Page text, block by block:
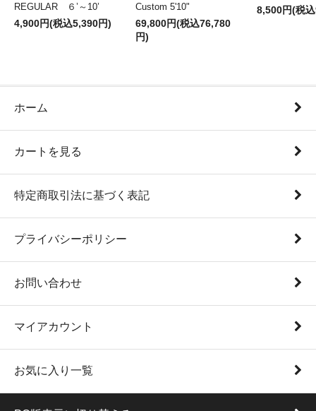
REGULAR ６’～10’
4,900円(税込5,390円)
Custom 5'10"
69,800円(税込76,780
円)
8,500円(税
ホーム
カートを見る
特定商取引法に基づく表記
プライバシーポリシー
お問い合わせ
マイアカウント
お気に入り一覧